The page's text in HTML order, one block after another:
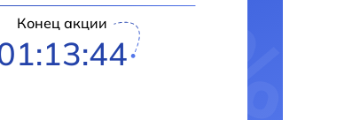
Конец акции